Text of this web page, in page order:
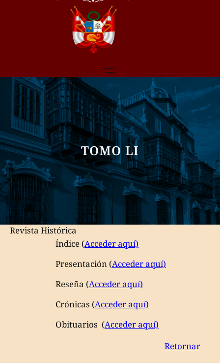
TOMO LI
Revista Histórica
Índice (Acceder aquí)
Presentación (Acceder aquí)
Reseña (Acceder aquí)
Crónicas (Acceder aquí)
Obituarios (Acceder aquí)
Retornar